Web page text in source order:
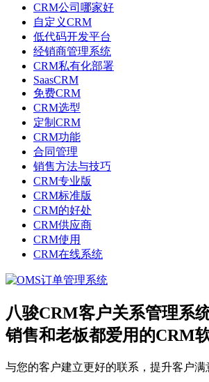
CRM公司哪家好
自定义CRM
低代码开发平台
经销商管理系统
CRM私有化部署
SaasCRM
免费CRM
CRM选型
定制CRM
CRM功能
合同管理
销售方法与技巧
CRM专业版
CRM标准版
CRM的好处
CRM供应商
CRM使用
CRM在线系统
八骏CRM客户关系管理系
销售和老板都爱用的CRM
与您的客户建立更好的联系，提升客户